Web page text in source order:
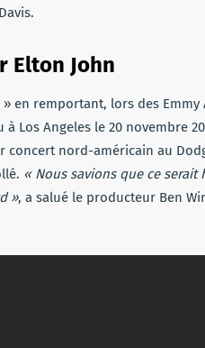
Elton John
» en remportant, lors des Emmy
Los Angeles le 20 novembre
nord-américain au
« Nous savions que ce
», a salué le producteur Ben